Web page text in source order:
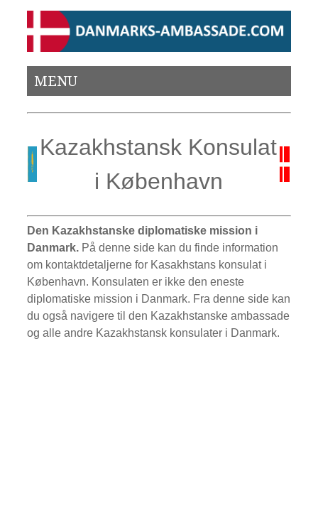
MENU
Kazakhstansk Konsulat
i København
Den Kazakhstanske diplomatiske mission i
Danmark. På denne side kan du finde information
om kontaktdetaljerne for Kasakhstans konsulat i
København. Konsulaten er ikke den eneste
diplomatiske mission i Danmark. Fra denne side kan
du også navigere til den Kazakhstanske ambassade
og alle andre Kazakhstansk konsulater i Danmark.